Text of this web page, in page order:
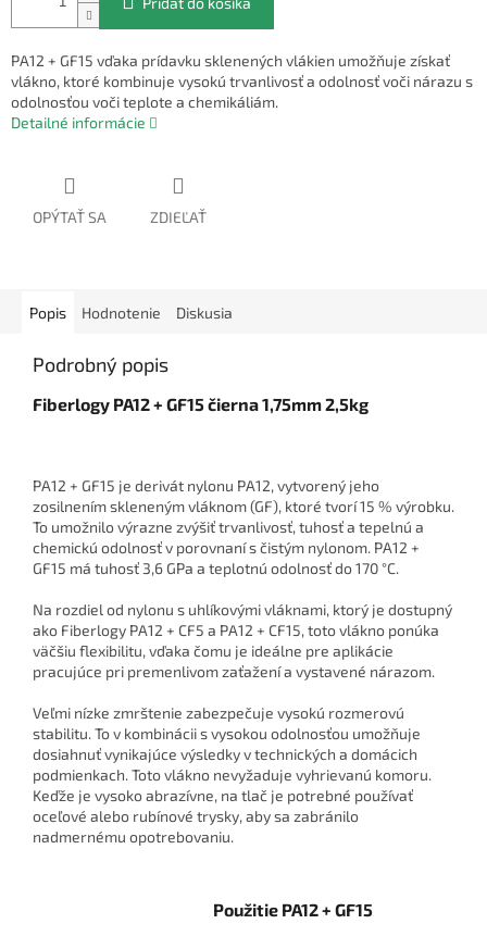
PA12 + GF15 vďaka prídavku sklenených vlákien umožňuje získať
vlákno, ktoré kombinuje vysokú trvanlivosť a odolnosť voči nárazu s
odolnosťou voči teplote a chemikáliám.
Detailné informácie
OPÝTAŤ SA ZDIEĽAŤ
Popis Hodnotenie Diskusia
Podrobný popis
Fiberlogy PA12 + GF15 čierna 1,75mm 2,5kg
PA12 + GF15 je derivát nylonu PA12, vytvorený jeho
zosilnením skleneným vláknom (GF), ktoré tvorí 15 % výrobku.
To umožnilo výrazne zvýšiť trvanlivosť, tuhosť a tepelnú a
chemickú odolnosť v porovnaní s čistým nylonom. PA12 +
GF15 má tuhosť 3,6 GPa a teplotnú odolnosť do 170 °C.
Na rozdiel od nylonu s uhlíkovými vláknami, ktorý je dostupný
ako Fiberlogy PA12 + CF5 a PA12 + CF15, toto vlákno ponúka
väčšiu flexibilitu, vďaka čomu je ideálne pre aplikácie
pracujúce pri premenlivom zaťažení a vystavené nárazom.
Veľmi nízke zmrštenie zabezpečuje vysokú rozmerovú
stabilitu. To v kombinácii s vysokou odolnosťou umožňuje
dosiahnuť vynikajúce výsledky v technických a domácich
podmienkach. Toto vlákno nevyžaduje vyhrievanú komoru.
Keďže je vysoko abrazívne, na tlač je potrebné používať
oceľové alebo rubínové trysky, aby sa zabránilo
nadmernému opotrebovaniu.
Použitie PA12 + GF15